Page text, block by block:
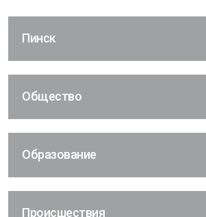
Пинск
Общество
Образование
Происшествия